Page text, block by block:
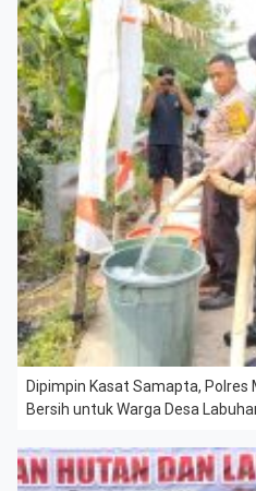
Dipimpin Kasat Samapta, Polres
Bersih untuk Warga Desa